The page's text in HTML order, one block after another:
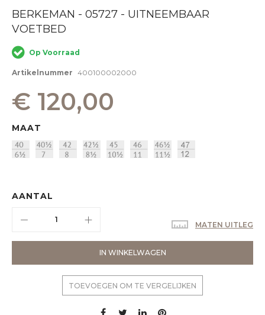
Ga
het
van
de
afbeeldingen-
BERKEMAN - 05727 - UITNEEMBAAR
VOETBED
Op Voorraad
Artikelnummer 400100002000
€ 120,00
MAAT
AANTAL
IN WINKELWAGEN
MATEN UITLEG
TOEVOEGEN OM TE VERGELIJKEN